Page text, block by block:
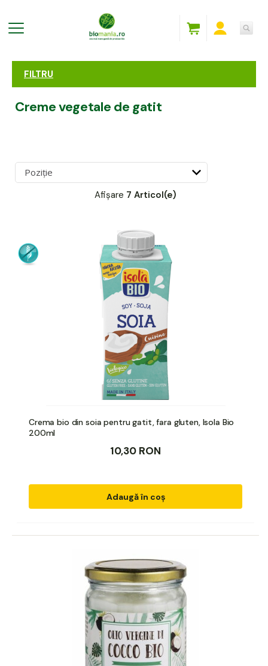
FILTRU
Creme vegetale de gatit
Afișare 7 Articol(e)
Crema bio din soia pentru gatit, fara gluten, Isola Bio
200ml
10,30 RON
Adaugă în coș